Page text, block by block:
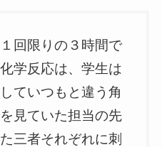
回限りの３時間で
学反応は、学生は
ていつもと違う角
見ていた担当の先
三者それぞれに刺